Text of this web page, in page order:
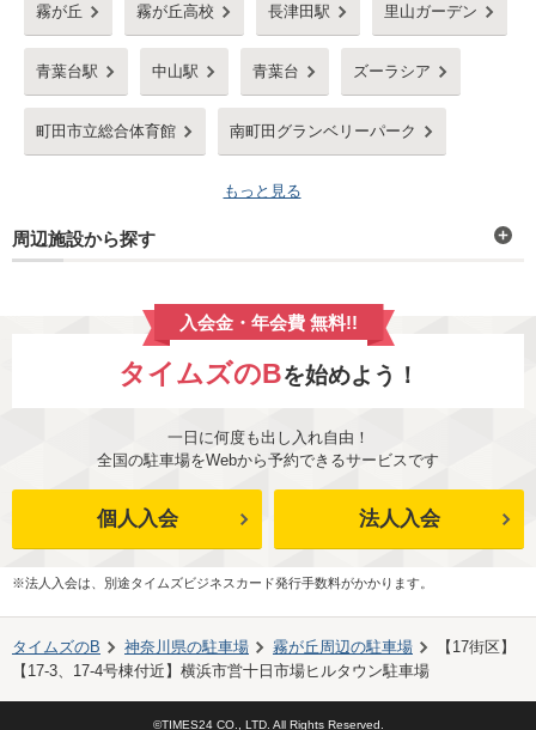
霧が丘 霧が丘高校 長津田駅 里山ガーデン
青葉台駅 中山駅 青葉台 ズーラシア
町田市立総合体育館 南町田グランベリーパーク
もっと見る
周辺施設から探す
入会金・年会費 無料!!
タイムズのBを始めよう！
一日に何度も出し入れ自由！
全国の駐車場をWebから予約できるサービスです
個人入会 法人入会
※法人入会は、別途タイムズビジネスカード発行手数料がかかります。
タイムズのB 神奈川県の駐車場 霧が丘周辺の駐車場
【17街区】
【17-3、17-4号棟付近】横浜市営十日市場ヒルタウン駐車場
©TIMES24 CO., LTD. All Rights Reserved.